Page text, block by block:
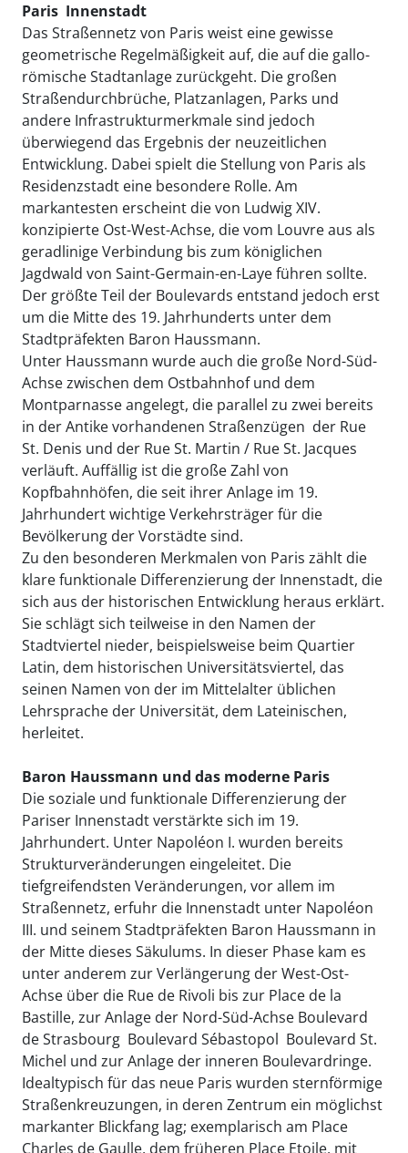
Paris  Innenstadt
Das Straßennetz von Paris weist eine gewisse
geometrische Regelmäßigkeit auf, die auf die gallo-
römische Stadtanlage zurückgeht. Die großen
Straßendurchbrüche, Platzanlagen, Parks und
andere Infrastrukturmerkmale sind jedoch
überwiegend das Ergebnis der neuzeitlichen
Entwicklung. Dabei spielt die Stellung von Paris als
Residenzstadt eine besondere Rolle. Am
markantesten erscheint die von Ludwig XIV.
konzipierte Ost-West-Achse, die vom Louvre aus als
geradlinige Verbindung bis zum königlichen
Jagdwald von Saint-Germain-en-Laye führen sollte.
Der größte Teil der Boulevards entstand jedoch erst
um die Mitte des 19. Jahrhunderts unter dem
Stadtpräfekten Baron Haussmann.
Unter Haussmann wurde auch die große Nord-Süd-
Achse zwischen dem Ostbahnhof und dem
Montparnasse angelegt, die parallel zu zwei bereits
in der Antike vorhandenen Straßenzügen  der Rue
St. Denis und der Rue St. Martin / Rue St. Jacques 
verläuft. Auffällig ist die große Zahl von
Kopfbahnhöfen, die seit ihrer Anlage im 19.
Jahrhundert wichtige Verkehrsträger für die
Bevölkerung der Vorstädte sind.
Zu den besonderen Merkmalen von Paris zählt die
klare funktionale Differenzierung der Innenstadt, die
sich aus der historischen Entwicklung heraus erklärt.
Sie schlägt sich teilweise in den Namen der
Stadtviertel nieder, beispielsweise beim Quartier
Latin, dem historischen Universitätsviertel, das
seinen Namen von der im Mittelalter üblichen
Lehrsprache der Universität, dem Lateinischen,
herleitet.
Baron Haussmann und das moderne Paris
Die soziale und funktionale Differenzierung der
Pariser Innenstadt verstärkte sich im 19.
Jahrhundert. Unter Napoléon I. wurden bereits
Strukturveränderungen eingeleitet. Die
tiefgreifendsten Veränderungen, vor allem im
Straßennetz, erfuhr die Innenstadt unter Napoléon
III. und seinem Stadtpräfekten Baron Haussmann in
der Mitte dieses Säkulums. In dieser Phase kam es
unter anderem zur Verlängerung der West-Ost-
Achse über die Rue de Rivoli bis zur Place de la
Bastille, zur Anlage der Nord-Süd-Achse Boulevard
de Strasbourg  Boulevard Sébastopol  Boulevard St.
Michel und zur Anlage der inneren Boulevardringe.
Idealtypisch für das neue Paris wurden sternförmige
Straßenkreuzungen, in deren Zentrum ein möglichst
markanter Blickfang lag; exemplarisch am Place
Charles de Gaulle, dem früheren Place Etoile, mit